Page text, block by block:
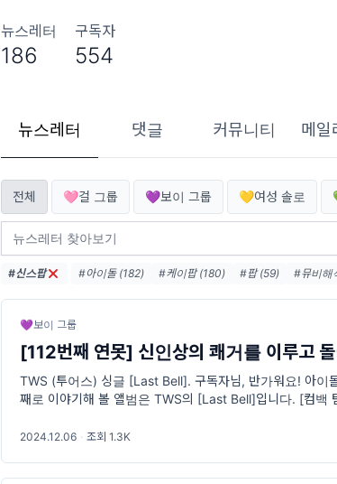
뉴스레터
186
구독자
554
뉴스레터 댓글 커뮤니티 메일
전체 🩷걸 그룹 💜보이 그룹 💛여성 솔로
#신스팝 #아이돌 (182) #케이팝 (180) #팝 (59) #뮤비해
💜보이 그룹
[112번째 연못] 신인상의 쾌거를 이루고
TWS (투어스) 싱글 [Last Bell]. 구독자님, 반가워요! 아이
째로 이야기해 볼 앨범은 TWS의 [Last Bell]입니다. [컴백
2024.12.06 · 조회 1.3K